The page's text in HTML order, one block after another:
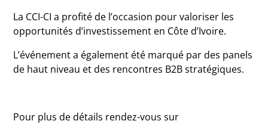
La CCI-CI a profité de l’occasion pour valoriser les
opportunités d’investissement en Côte d’Ivoire.
L’événement a également été marqué par des panels
de haut niveau et des rencontres B2B stratégiques.
Pour plus de détails rendez-vous sur